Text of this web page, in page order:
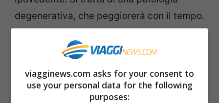
degenerativa, che peggiorerà con il tempo.
Ma questa condizione se possibile non fa
altro che rendere ancora più saldo il
Se vuoi seguire tutte le nostre notizie in
viagginews.com asks for your consent to
use your personal data for the following
purposes: